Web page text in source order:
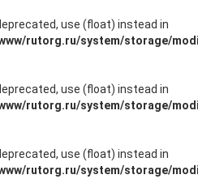
use (float) instead in
rutorg.ru/system/storage/
use (float) instead in
rutorg.ru/system/storage/
use (float) instead in
rutorg.ru/system/storage/